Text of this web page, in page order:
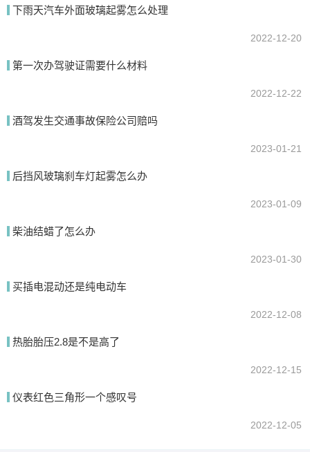
下雨天汽车外面玻璃起雾怎么处理
2022-12-20
第一次办驾驶证需要什么材料
2022-12-22
酒驾发生交通事故保险公司赔吗
2023-01-21
后挡风玻璃刹车灯起雾怎么办
2023-01-09
柴油结蜡了怎么办
2023-01-30
买插电混动还是纯电动车
2022-12-08
热胎胎压2.8是不是高了
2022-12-15
仪表红色三角形一个感叹号
2022-12-05